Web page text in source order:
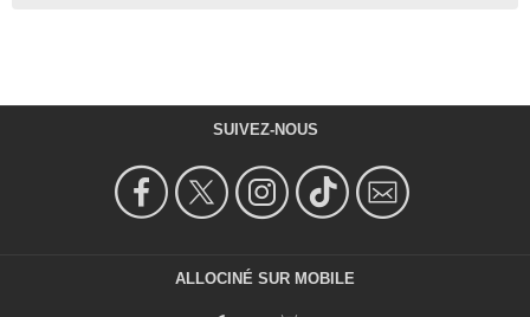
SUIVEZ-NOUS
ALLOCINÉ SUR MOBILE